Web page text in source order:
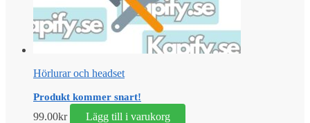
Hörlurar och headset
Produkt kommer snart!
99.00kr Lägg till i varukorg